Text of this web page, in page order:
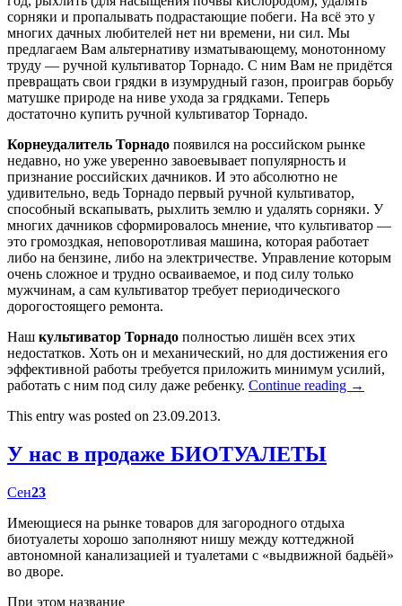
сорняки и пропалывать подрастающие побеги. На всё это у
многих дачных любителей нет ни времени, ни сил. Мы
предлагаем Вам альтернативу изматывающему, монотонному
труду — ручной культиватор Торнадо. С ним Вам не придётся
превращать свои грядки в изумрудный газон, проиграв борьбу
матушке природе на ниве ухода за грядками. Теперь
достаточно купить ручной культиватор Торнадо.
Корнеудалитель Торнадо появился на российском рынке
недавно, но уже уверенно завоевывает популярность и
признание российских дачников. И это абсолютно не
удивительно, ведь Торнадо первый ручной культиватор,
способный вскапывать, рыхлить землю и удалять сорняки. У
многих дачников сформировалось мнение, что культиватор —
это громоздкая, неповоротливая машина, которая работает
либо на бензине, либо на электричестве. Управление которым
очень сложное и трудно осваиваемое, и под силу только
мужчинам, а сам культиватор требует периодического
дорогостоящего ремонта.
Наш культиватор Торнадо полностью лишён всех этих
недостатков. Хоть он и механический, но для достижения его
эффективной работы требуется приложить минимум усилий,
работать с ним под силу даже ребенку. Continue reading →
This entry was posted on 23.09.2013.
У нас в продаже БИОТУАЛЕТЫ
Сен23
Имеющиеся на рынке товаров для загородного отдыха
биотуалеты хорошо заполняют нишу между коттеджной
автономной канализацией и туалетами с «выдвижной бадьёй»
во дворе.
При этом название